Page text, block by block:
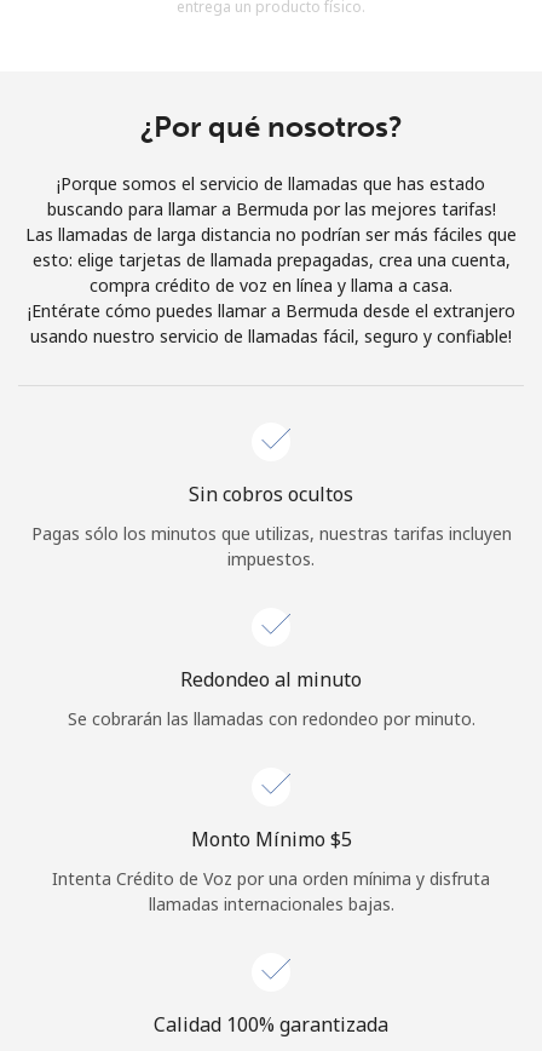
Al abrir una cuenta en este sitio web, estoy de acuerdo con
Únete
¡Hola!
Inicia sesión o REGÍSTRATE →
¿Olvidaste tu contraseña? →
Iniciar Sesión
entrega un producto físico.
¿Por qué nosotros?
¡Porque somos el servicio de llamadas que has estado
buscando para llamar a Bermuda por las mejores tarifas!
Las llamadas de larga distancia no podrían ser más fáciles que
esto: elige tarjetas de llamada prepagadas, crea una cuenta,
compra crédito de voz en línea y llama a casa.
¡Entérate cómo puedes llamar a Bermuda desde el extranjero
usando nuestro servicio de llamadas fácil, seguro y confiable!
Sin cobros ocultos
Pagas sólo los minutos que utilizas, nuestras tarifas incluyen
impuestos.
Redondeo al minuto
Se cobrarán las llamadas con redondeo por minuto.
Monto Mínimo ⁦$5⁩
Intenta Crédito de Voz por una orden mínima y disfruta
llamadas internacionales bajas.
Calidad 100% garantizada